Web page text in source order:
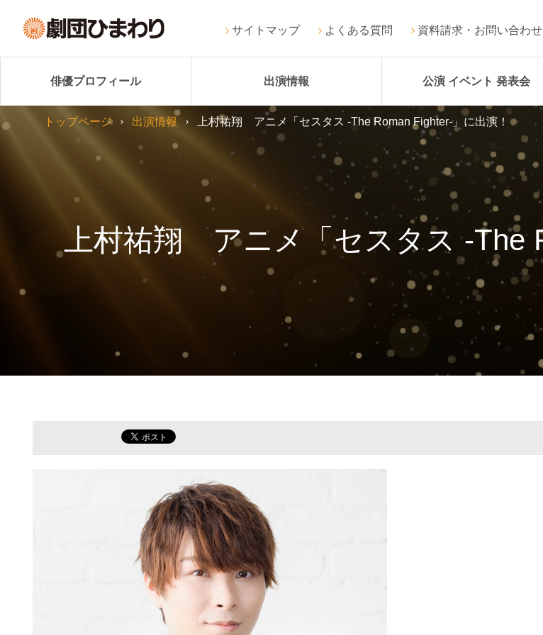
サイトマップ よくある質問 資料請求・お問い合わせ
俳優プロフィール 出演情報 公演 イベント 発表会
上村祐翔 アニメ「セスタス -The
トップページ 出演情報 上村祐翔 アニメ「セスタス -The Roman Fighter-」に出演！